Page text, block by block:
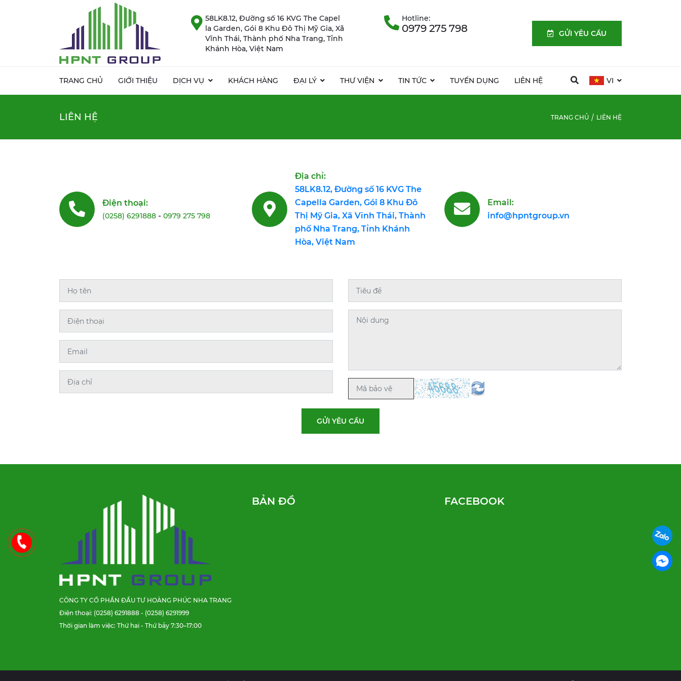
TRANG CHỦ GIỚI THIỆU DỊCH VỤ KHÁCH HÀNG ĐẠI LÝ THƯ VIỆN TIN TỨC TUYỂN DỤNG LIÊN HỆ VI
58LK8.12, Đường số 16 KVG The Capel
la Garden, Gói 8 Khu Đô Thị Mỹ Gia, Xã
Vĩnh Thái, Thành phố Nha Trang, Tỉnh
Khánh Hòa, Việt Nam
Hotline:
0979 275 798 GỬI YÊU CẦU
LIÊN HỆ TRANG CHỦ LIÊN HỆ
Điện thoại:
(0258) 6291888 - 0979 275 798
Địa chỉ:
58LK8.12, Đường số 16 KVG The
Capella Garden, Gói 8 Khu Đô
Thị Mỹ Gia, Xã Vĩnh Thái, Thành
phố Nha Trang, Tỉnh Khánh
Hòa, Việt Nam
Email:
info@hpntgroup.vn
GỬI YÊU CẦU
CÔNG TY CỔ PHẦN ĐẦU TƯ HOÀNG PHÚC NHA TRANG
Điện thoại: (0258) 6291888 - (0258) 6291999
Thời gian làm việc: Thứ hai - Thứ bảy 7:30–17:00
BẢN ĐỒ FACEBOOK